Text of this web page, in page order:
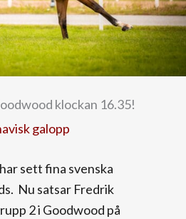
klockan 16.35!
galopp
sett fina svenska
Nu satsar Fredrik
2 i Goodwood på